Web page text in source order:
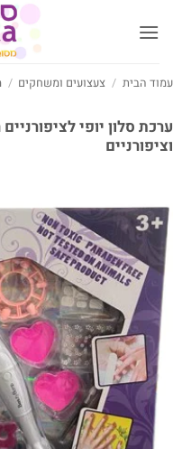
לתוכן
עמוד הבית / צעצועים ומשחקים /
ערכת סלון יופי
וציפורניים